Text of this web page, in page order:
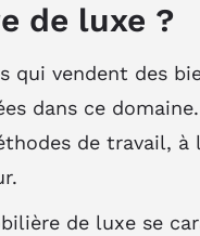
de luxe ?
qui vendent des
dans ce
de travail,
de luxe se